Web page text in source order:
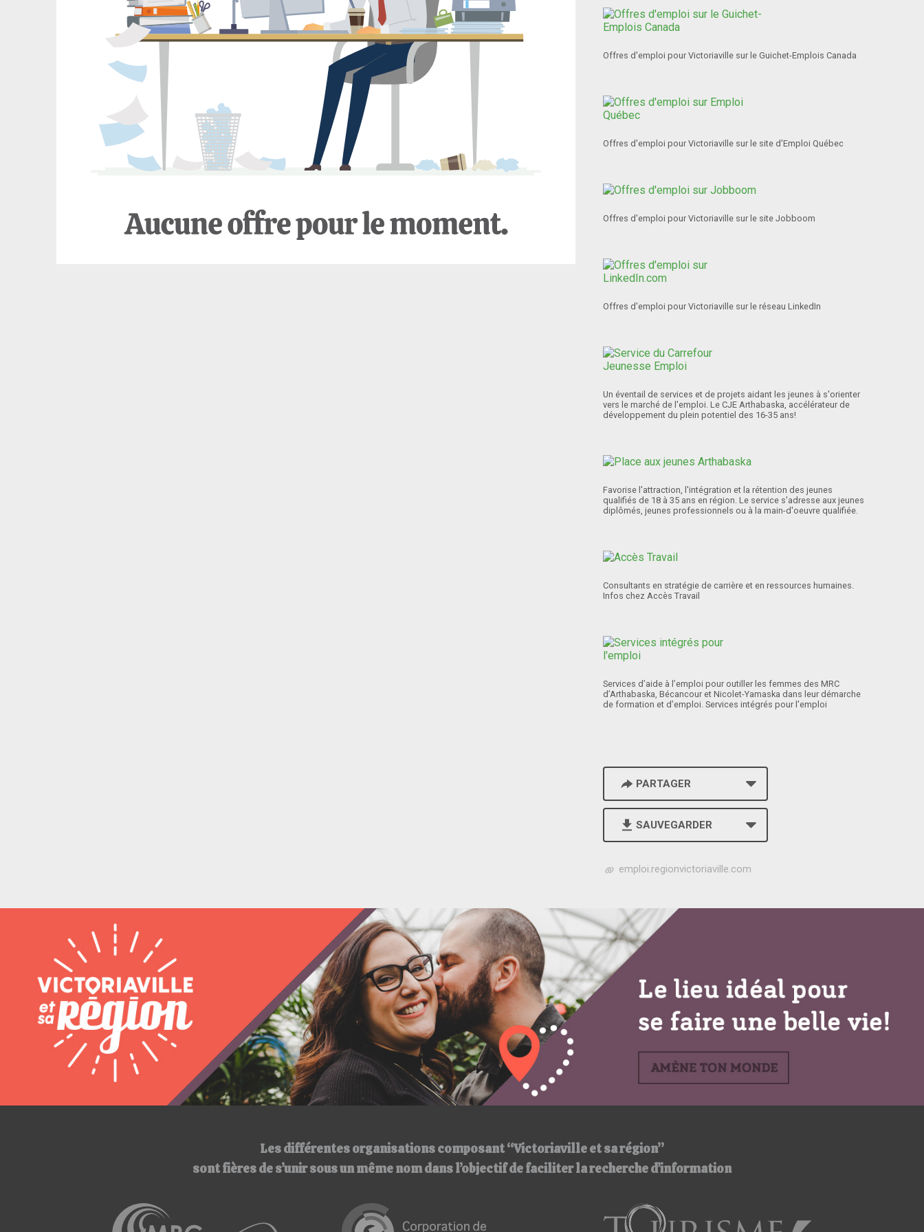
Offres d'emploi pour Victoriaville sur le Guichet-Emplois Canada
Offres d'emploi pour Victoriaville sur le site d'Emploi Québec
Offres d'emploi pour Victoriaville sur le site Jobboom
Offres d'emploi pour Victoriaville sur le réseau LinkedIn
Un éventail de services et de projets aidant les jeunes à s'orienter
vers le marché de l'emploi. Le CJE Arthabaska, accélérateur de
développement du plein potentiel des 16-35 ans!
Favorise l'attraction, l'intégration et la rétention des jeunes
qualifiés de 18 à 35 ans en région. Le service s'adresse aux jeunes
diplômés, jeunes professionnels ou à la main-d'oeuvre qualifiée.
Consultants en stratégie de carrière et en ressources humaines.
Infos chez Accès Travail
Services d’aide à l’emploi pour outiller les femmes des MRC
d’Arthabaska, Bécancour et Nicolet-Yamaska dans leur démarche
de formation et d’emploi. Services intégrés pour l'emploi
PARTAGER
SAUVEGARDER
h
p
:
/
emploi.regionvictoriaville.com
Les différentes organisations composant “Victoriaville et sa région”
sont fières de s’unir sous un même nomdans l’objectif de faciliter la recherche d’information